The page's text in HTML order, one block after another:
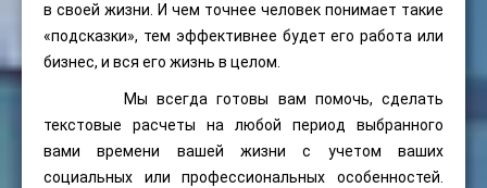
в своей жизни. И чем точнее человек понимает такие
«подсказки», тем эффективнее будет его работа или
бизнес, и вся его жизнь в целом.
Мы всегда готовы вам помочь, сделать
текстовые расчеты на любой период выбранного
вами времени вашей жизни с учетом ваших
социальных или профессиональных особенностей.